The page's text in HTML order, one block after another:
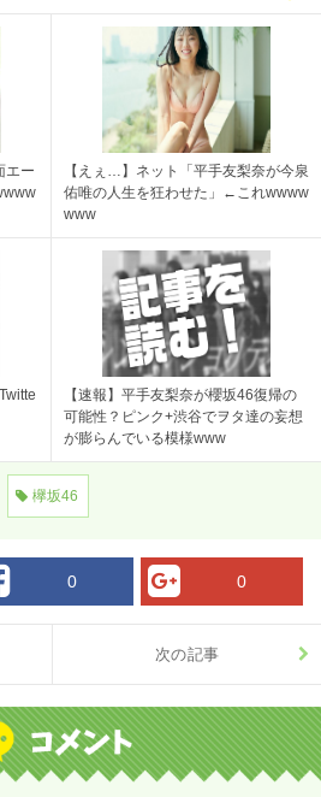
エー
【えぇ…】ネット「平手友梨奈が今泉
佑唯の人生を狂わせた」←これwwww
www
【速報】平手友梨奈が櫻坂46復帰の
可能性？ピンク+渋谷でヲタ達の妄想
が膨らんでいる模様www
欅坂46
0 0
次の記事